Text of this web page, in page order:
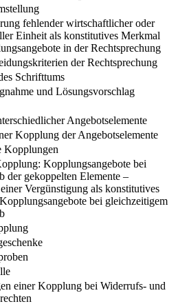
fehlender wirtschaftlicher oder
Einheit als konstitutives Merkmal
in der Rechtsprechung
der Rechtsprechung
Schrifttums
und Lösungsvorschlag
Angebotselemente
Kopplung der Angebotselemente
Kopplungen
Kopplungsangebote bei
der gekoppelten Elemente –
Vergünstigung als konstitutives
bei gleichzeitigem
einer Kopplung bei Widerrufs- und